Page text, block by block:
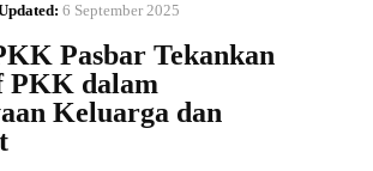
6 September 2025
Pasbar Tekankan
PKK dalam
Keluarga dan